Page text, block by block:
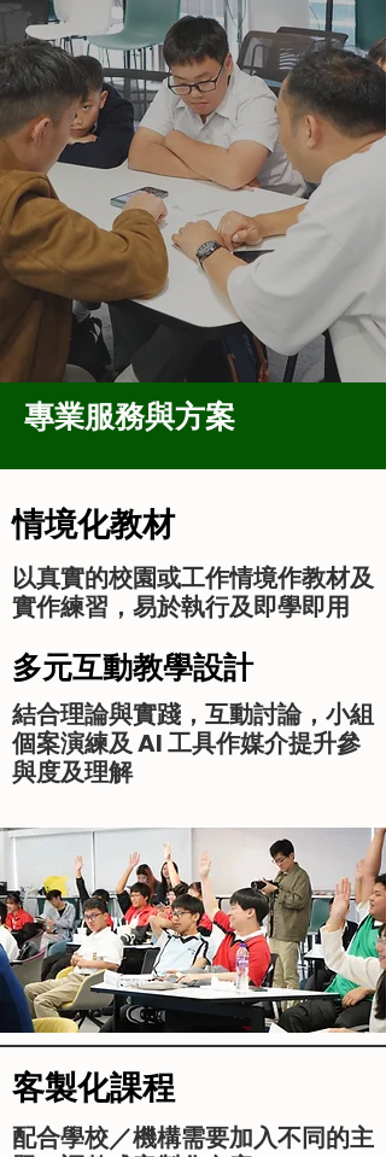
專業服務與方案
情境化教材
以真實的校園或工作情境作教材及
實作練習，易於執行及即學即用
多元互動教學設計
結合理論與實踐，互動討論，小組
個案演練及 AI 工具作媒介提升參
與度及理解
客製化課程
配合學校／機構需要加入不同的主